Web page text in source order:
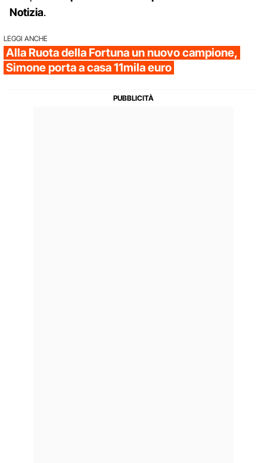
Notizia.
LEGGI ANCHE
Alla Ruota della Fortuna un nuovo campione,
Simone porta a casa 11mila euro